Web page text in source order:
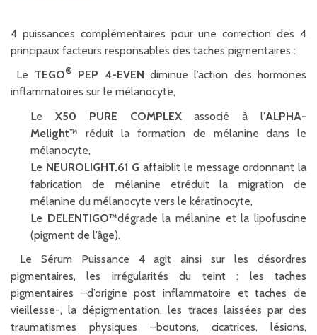
4 puissances complémentaires pour une correction des 4
principaux facteurs responsables des taches pigmentaires :
Le TEGO® PEP 4-EVEN diminue l’action des hormones
inflammatoires sur le mélanocyte,
Le X50 PURE COMPLEXassocié à l’ALPHA-
Melight™ réduit la formation de mélanine dans le
mélanocyte,
Le NEUROLIGHT.61 G affaiblit le message ordonnant la
fabrication de mélanine etréduit la migration de
mélanine du mélanocyte vers le kératinocyte,
Le DELENTIGO™dégrade la mélanine et la lipofuscine
(pigment de l’âge).
Le Sérum Puissance 4 agit ainsi sur les désordres
pigmentaires, les irrégularités du teint : les taches
pigmentaires –d’origine post inflammatoire et taches de
vieillesse-, la dépigmentation, les traces laissées par des
traumatismes physiques –boutons, cicatrices, lésions,